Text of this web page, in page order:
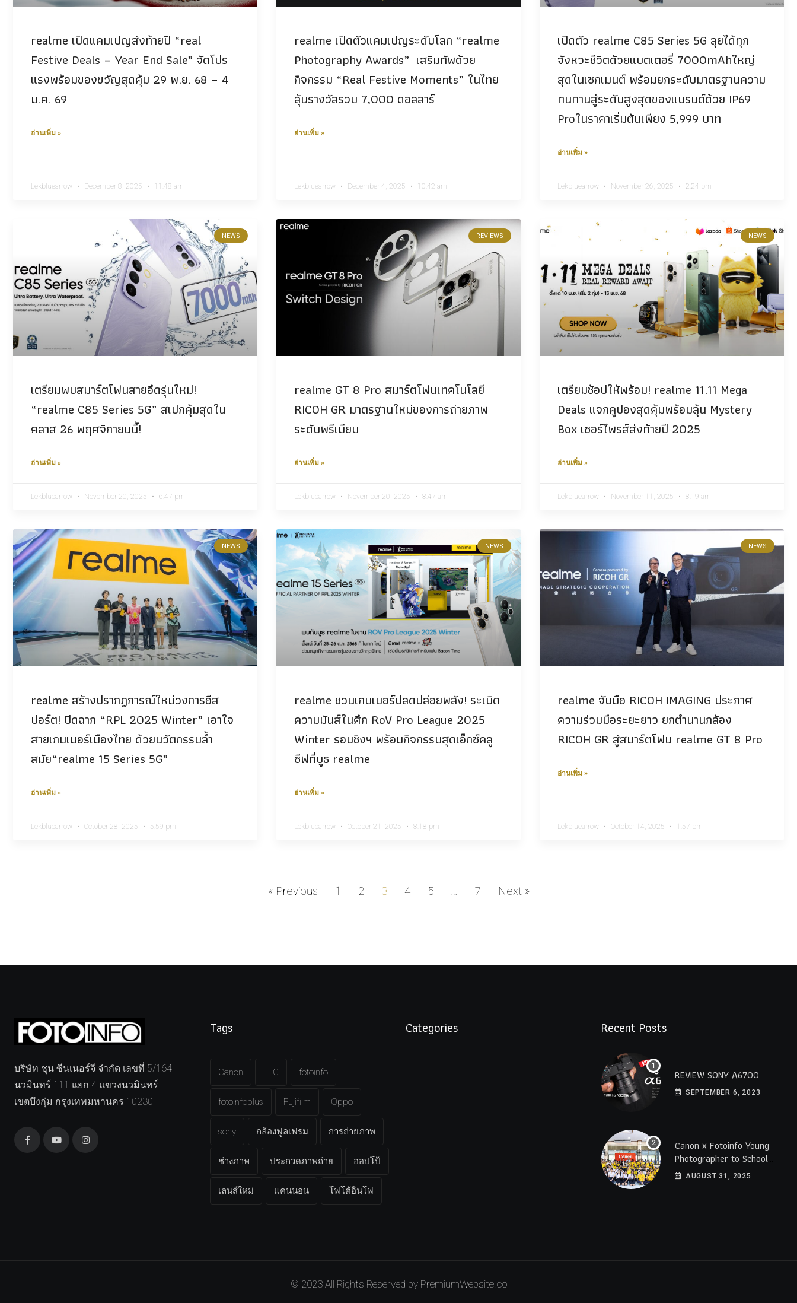
realme เปิดแคมเปญส่งท้ายปี “real
Festive Deals – Year End Sale” จัดโปร
แรงพร้อมของขวัญสุดคุ้ม 29 พ.ย. 68 – 4
ม.ค. 69
อ่านเพิ่ม »
Lekbluearrow December 8, 2025 11:48 am
realme เปิดตัวแคมเปญระดับโลก “realme
Photography Awards” เสริมทัพด้วย
กิจกรรม “Real Festive Moments” ในไทย
ลุ้นรางวัลรวม 7,000 ดอลลาร์
อ่านเพิ่ม »
Lekbluearrow December 4, 2025 10:42 am
เปิดตัว realme C85 Series 5G ลุยได้ทุก
จังหวะชีวิตด้วยแบตเตอรี่ 7000mAhใหญ่
สุดในเซกเมนต์ พร้อมยกระดับมาตรฐานความ
ทนทานสู่ระดับสูงสุดของแบรนด์ด้วย IP69
Proในราคาเริ่มต้นเพียง 5,999 บาท
อ่านเพิ่ม »
Lekbluearrow November 26, 2025 2:24 pm
NEWS
เตรียมพบสมาร์ตโฟนสายอึดรุ่นใหม่!
“realme C85 Series 5G” สเปกคุ้มสุดใน
คลาส 26 พฤศจิกายนนี้!
อ่านเพิ่ม »
Lekbluearrow November 20, 2025 6:47 pm
REVIEWS
realme GT 8 Pro สมาร์ตโฟนเทคโนโลยี
RICOH GR มาตรฐานใหม่ของการถ่ายภาพ
ระดับพรีเมียม
อ่านเพิ่ม »
Lekbluearrow November 20, 2025 8:47 am
NEWS
เตรียมช้อปให้พร้อม! realme 11.11 Mega
Deals แจกคูปองสุดคุ้มพร้อมลุ้น Mystery
Box เซอร์ไพรส์ส่งท้ายปี 2025
อ่านเพิ่ม »
Lekbluearrow November 11, 2025 8:19 am
NEWS
realme สร้างปรากฏการณ์ใหม่วงการอีส
ปอร์ต! ปิดฉาก “RPL 2025 Winter” เอาใจ
สายเกมเมอร์เมืองไทย ด้วยนวัตกรรมล้ำ
สมัย“realme 15 Series 5G”
อ่านเพิ่ม »
Lekbluearrow October 28, 2025 5:59 pm
NEWS
realme ชวนเกมเมอร์ปลดปล่อยพลัง! ระเบิด
ความมันส์ในศึก RoV Pro League 2025
Winter รอบชิงฯ พร้อมกิจกรรมสุดเอ็กซ์คลู
ซีฟที่บูธ realme
อ่านเพิ่ม »
Lekbluearrow October 21, 2025 8:18 pm
NEWS
realme จับมือ RICOH IMAGING ประกาศ
ความร่วมมือระยะยาว ยกตำนานกล้อง
RICOH GR สู่สมาร์ตโฟน realme GT 8 Pro
อ่านเพิ่ม »
Lekbluearrow October 14, 2025 1:57 pm
« Previous 1 2 3 4 5 … 7 Next »
บริษัท ชุน ซีนเนอร์จี จำกัด เลขที่ 5/164
นวมินทร์ 111 แยก 4 แขวงนวมินทร์
เขตบึงกุ่ม กรุงเทพมหานคร 10230
Tags
Canon FLC fotoinfo
fotoinfoplus Fujifilm Oppo
sony กล้องฟูลเฟรม การถ่ายภาพ
ช่างภาพ ประกวดภาพถ่าย ออปโป้
เลนส์ใหม่ แคนนอน โฟโต้อินโฟ
Categories Recent Posts
REVIEW SONY A6700
SEPTEMBER 6, 2023
Canon x Fotoinfo​ Young​
Photographer to School
2025 โรงเรียนราชดำริ
AUGUST 31, 2025
© 2023 All Rights Reserved by PremiumWebsite.co